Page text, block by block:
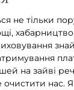
не тільки
на зайві
очистити нас.